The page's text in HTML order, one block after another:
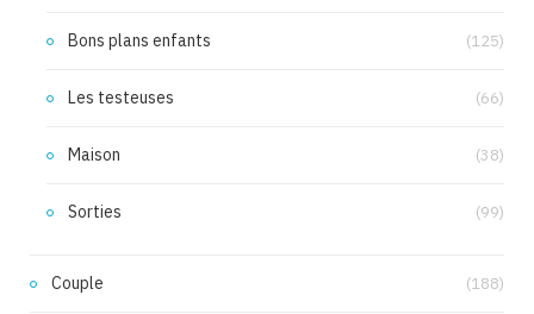
Bons plans enfants (125)
Les testeuses (66)
Maison (38)
Sorties (99)
Couple (188)